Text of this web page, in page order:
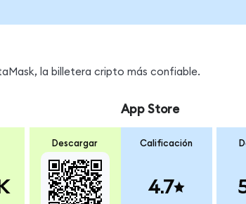
la billetera cripto más confiable.
Descargar
App Store
Calificación
4.7